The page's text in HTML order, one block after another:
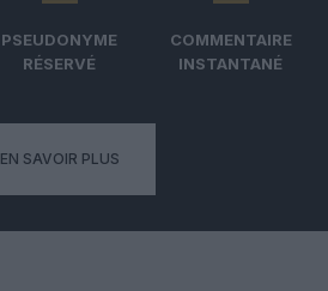
PSEUDONYME
RÉSERVÉ
COMMENTAIRE
INSTANTANÉ
EN SAVOIR PLUS